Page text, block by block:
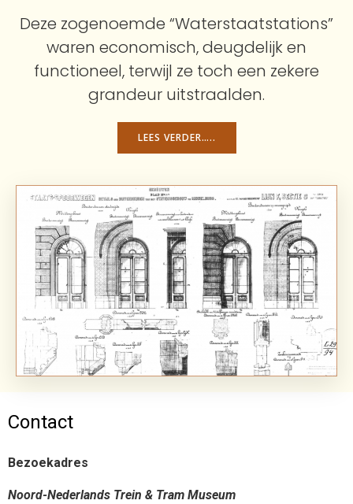
Deze zogenoemde “Waterstaatstations”
waren economisch, deugdelijk en
functioneel, terwijl ze toch een zekere
grandeur uitstraalden.
LEES VERDER…..
Contact
Bezoekadres
Noord-Nederlands Trein & Tram Museum